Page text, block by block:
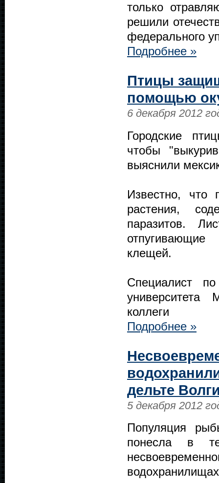
только
решили
федерального
Подробнее »
Птицы
помощью
6 декабря 2012
Городские
чтобы
выяснили
Известно, что
растения,
паразитов.
отпугивающие
клещей.
Специалист
университета
коллеги
Подробнее »
дельте
5 декабря 2012
Популяция
понесла в